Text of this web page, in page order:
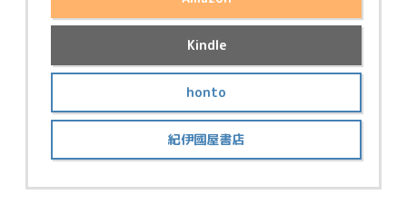
Kindle
honto
紀伊國屋書店